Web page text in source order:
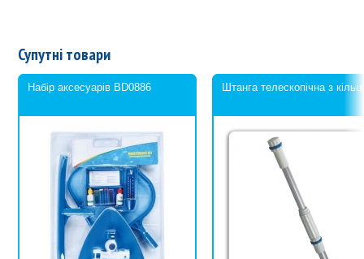
Супутні товари
Набір аксесуарів BD0886 Штанга телескопічна з